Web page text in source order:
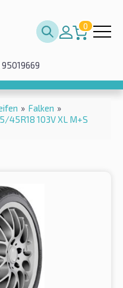
0
» Falken »
45R18 103V XL M+S